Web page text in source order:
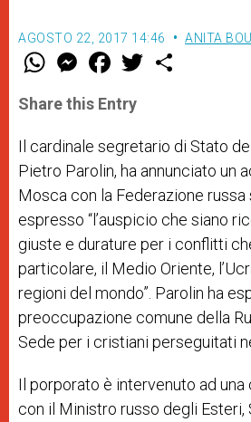
AGOSTO 22, 2017 14:46 ANITA
W
t
s
p
p
M
e
s
e
g
e
r
F
a
e
b
o
k
w
r
Share this Entry
Il cardinale segretario di Stato
Pietro Parolin, ha annunciato un
Mosca con la Federazione russa
espresso “l’auspicio che siano
giuste e durature per i conflitti
particolare, il Medio Oriente,
regioni del mondo”. Parolin ha
preoccupazione comune della
Sede per i cristiani perseguitati
Il porporato è intervenuto ad
con il Ministro russo degli Esteri,